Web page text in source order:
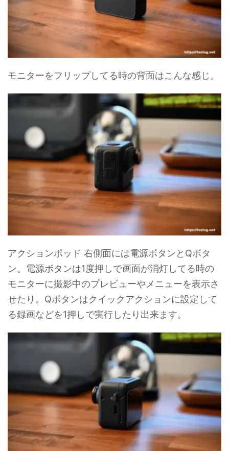
モニターをフリップしてる時の背面はこんな感じ。
アクションポッド 右側面には電源ボタンとQボタ
ン。電源ボタンは1度押しで画面が消灯してる時の
モニターに撮影中のプレビューやメニューを表示さ
せたり。Qボタンはクイックアクションに設定して
る録画などを1押しで実行したり出来ます。